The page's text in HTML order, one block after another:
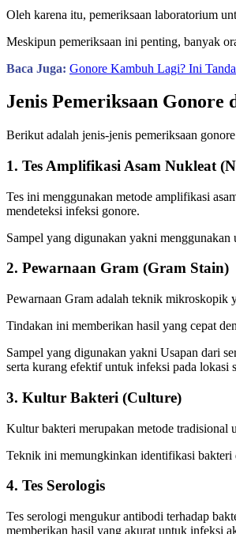
Oleh karena itu, pemeriksaan laboratorium
Meskipun pemeriksaan ini penting, banyak
Baca Juga: Gonore Kambuh Lagi? Ini
Jenis Pemeriksaan
Berikut adalah jenis-jenis pemeriksaan
1. Tes Amplifikasi Asam Nukleat
Tes ini menggunakan metode amplifikasi
mendeteksi infeksi gonore.
Sampel yang digunakan yakni
2. Pewarnaan Gram (Gram Stain)
Pewarnaan Gram adalah teknik mikroskopik
Tindakan ini memberikan hasil yang cepat
Sampel yang digunakan yakni Usapan dari
serta kurang efektif untuk infeksi pada lokasi
3. Kultur Bakteri (Culture)
Kultur bakteri merupakan metode tradisional
Teknik ini memungkinkan identifikasi bakteri
4. Tes Serologis
Tes serologi mengukur antibodi terhadap
memberikan hasil yang akurat untuk infeksi